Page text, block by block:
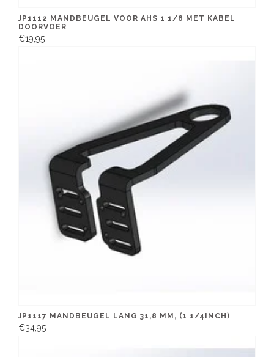
JP1112 MANDBEUGEL VOOR AHS 1 1/8 MET KABEL
DOORVOER
€19,95
JP1117 MANDBEUGEL LANG 31,8 MM, (1 1/4INCH)
€34,95